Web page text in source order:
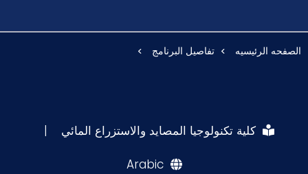
الصفحه الرئيسيه تفاصيل البرنامج
كلية تكنولوجيا المصايد والاستزراع المائي |
Arabic